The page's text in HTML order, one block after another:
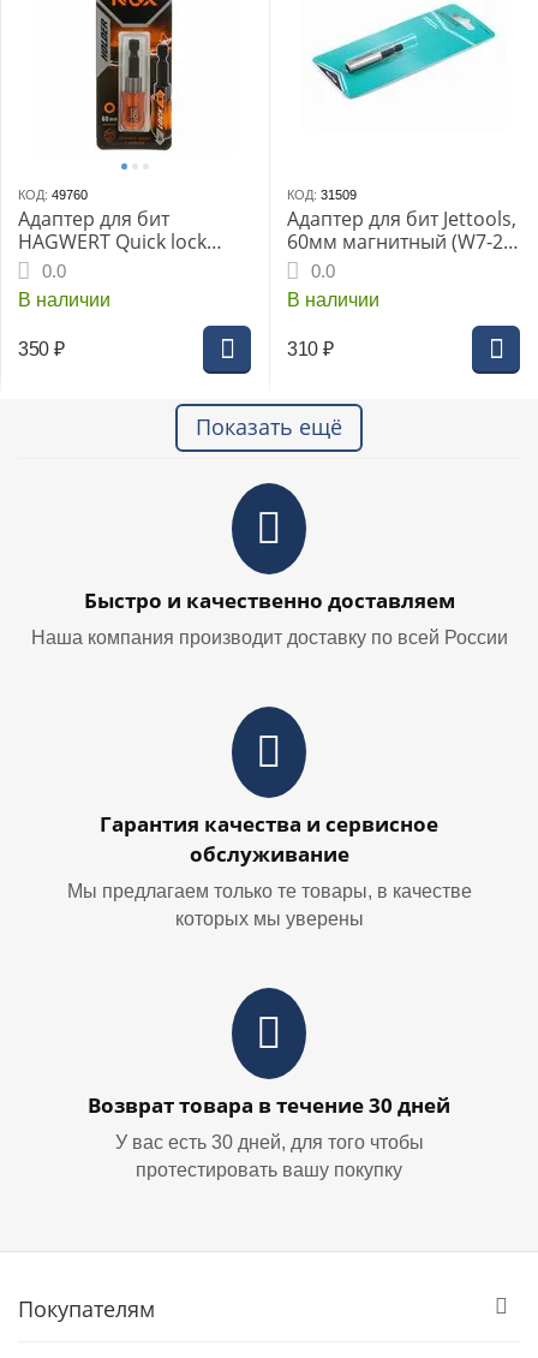
КОД: 49760
Адаптер для бит
HAGWERT Quick lock
"NOX" магнитный 350500
0.0
В наличии
350 ₽
КОД: 31509
Адаптер для бит Jettools,
60мм магнитный (W7-21-
41-06014)
0.0
В наличии
310 ₽
Показать ещё
Быстро и качественно доставляем
Наша компания производит доставку по всей России
Гарантия качества и сервисное
обслуживание
Мы предлагаем только те товары, в качестве
которых мы уверены
Возврат товара в течение 30 дней
У вас есть 30 дней, для того чтобы
протестировать вашу покупку
Покупателям